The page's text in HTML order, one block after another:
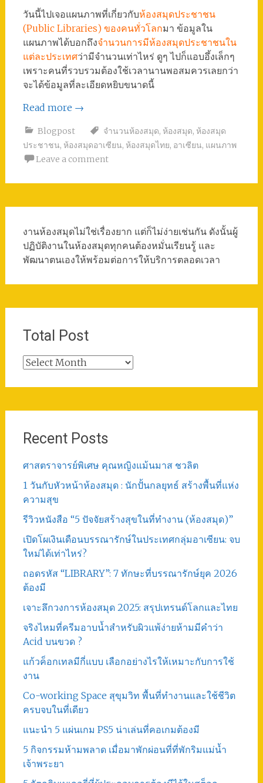
วันนี้ไปเจอแผนภาพที่เกี่ยวกับห้องสมุดประชาชน
(Public Libraries) ของคนทั่วโลกมา ข้อมูลใน
แผนภาพได้บอกถึงจำนวนการมีห้องสมุดประชาชนใน
แต่ละประเทศว่ามีจำนวนเท่าไหร่ ดูๆ ไปก็แอบอึ้งเล็กๆ
เพราะคนที่รวบรวมต้องใช้เวลานานพอสมควรเลยกว่า
จะได้ข้อมูลที่ละเอียดหยิบขนาดนี้
Read more →
Blogpost จำนวนห้องสมุด, ห้องสมุด, ห้องสมุด
ประชาชน, ห้องสมุดอาเซียน, ห้องสมุดไทย, อาเซียน, แผนภาพ
Leave a comment
งานห้องสมุดไม่ใช่เรื่องยาก แต่ก็ไม่ง่ายเช่นกัน ดังนั้นผู้
ปฏิบัติงานในห้องสมุดทุกคนต้องหมั่นเรียนรู้ และ
พัฒนาตนเองให้พร้อมต่อการให้บริการตลอดเวลา
Total Post
Total
Recent Posts
ศาสตราจารย์พิเศษ คุณหญิงแม้นมาส ชวลิต
1 วันกับหัวหน้าห้องสมุด : นักปั้นกลยุทธ์ สร้างพื้นที่แห่ง
ความสุข
รีวิวหนังสือ “5 ปัจจัยสร้างสุขในที่ทำงาน (ห้องสมุด)”
เปิดโผเงินเดือนบรรณารักษ์ในประเทศกลุ่มอาเซียน: จบ
ใหม่ได้เท่าไหร่?
ถอดรหัส “LIBRARY”: 7 ทักษะที่บรรณารักษ์ยุค 2026
ต้องมี
เจาะลึกวงการห้องสมุด 2025: สรุปเทรนด์โลกและไทย
จริงไหมที่ครีมอาบน้ำสำหรับผิวแพ้ง่ายห้ามมีคำว่า
Acid บนขวด ?
แก้วค็อกเทลมีกี่แบบ เลือกอย่างไรให้เหมาะกับการใช้
งาน
Co-working Space สุขุมวิท พื้นที่ทำงานและใช้ชีวิต
ครบจบในที่เดียว
แนะนำ 5 แผ่นเกม PS5 น่าเล่นที่คอเกมต้องมี
5 กิจกรรมห้ามพลาด เมื่อมาพักผ่อนที่ที่พักริมแม่น้ำ
เจ้าพระยา